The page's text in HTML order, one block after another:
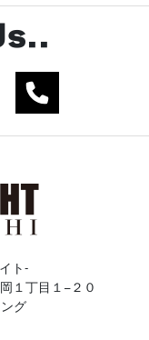
イト-
１丁目１−２０
グ